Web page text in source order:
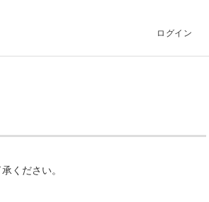
ログイン
ください。